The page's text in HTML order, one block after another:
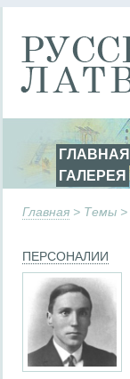
ГЛАВНАЯ
ГАЛЕРЕЯ
Главная > Темы >
ПЕРСОНАЛИИ